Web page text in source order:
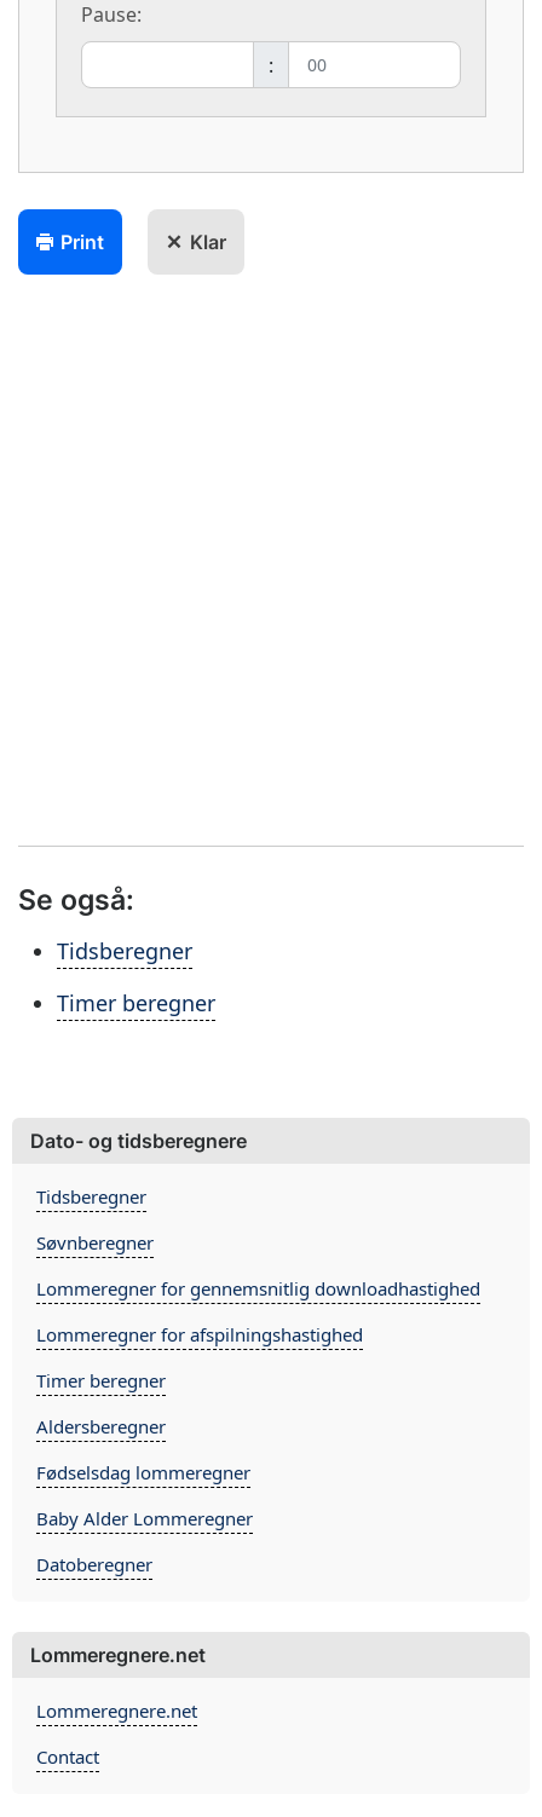
Pause:
:
Print Klar
Se også:
Tidsberegner
Timer beregner
Dato- og tidsberegnere
Tidsberegner
Søvnberegner
Lommeregner for gennemsnitlig downloadhastighed
Lommeregner for afspilningshastighed
Timer beregner
Aldersberegner
Fødselsdag lommeregner
Baby Alder Lommeregner
Datoberegner
Lommeregnere.net
Lommeregnere.net
Contact